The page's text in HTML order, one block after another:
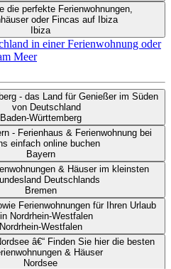
Ibiza
Baden-Württemberg
Bayern
Bremen
Nordrhein-Westfalen
Nordsee